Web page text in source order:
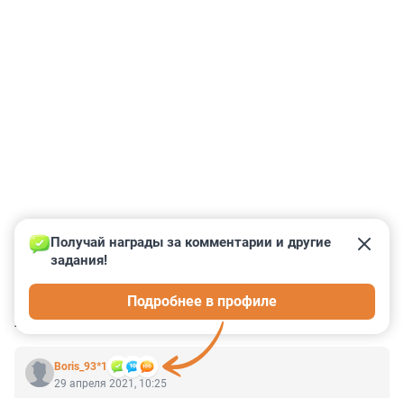
КОММЕНТАРИИ 29
Boris_93*1
Получай награды за комментарии и другие
задания!
Подробнее в профиле
29 апреля 2021, 10:25